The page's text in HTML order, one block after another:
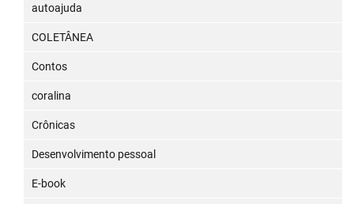
autoajuda
COLETÂNEA
Contos
coralina
Crônicas
Desenvolvimento pessoal
E-book